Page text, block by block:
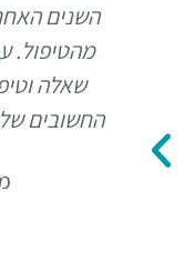
השנים
מהטיפול.
שאלה
החשובים